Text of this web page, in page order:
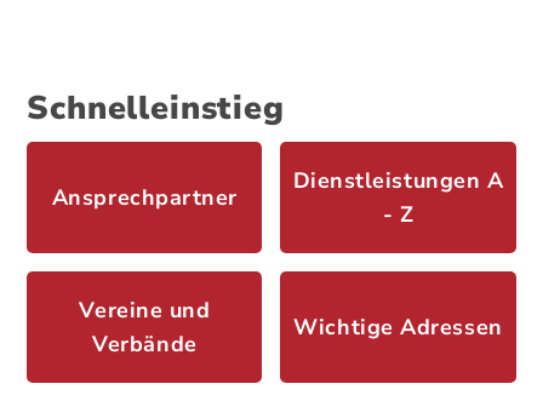
Schnelleinstieg
Ansprechpartner
Dienstleistungen A
- Z
Vereine und
Verbände
Wichtige Adressen